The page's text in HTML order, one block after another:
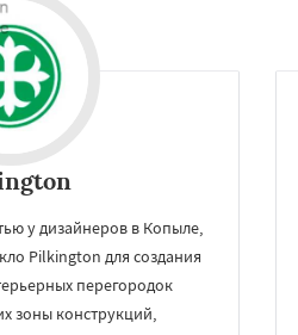
у дизайнеров в Копыле,
Pilkington для создания
перегородок
зоны конструкций,